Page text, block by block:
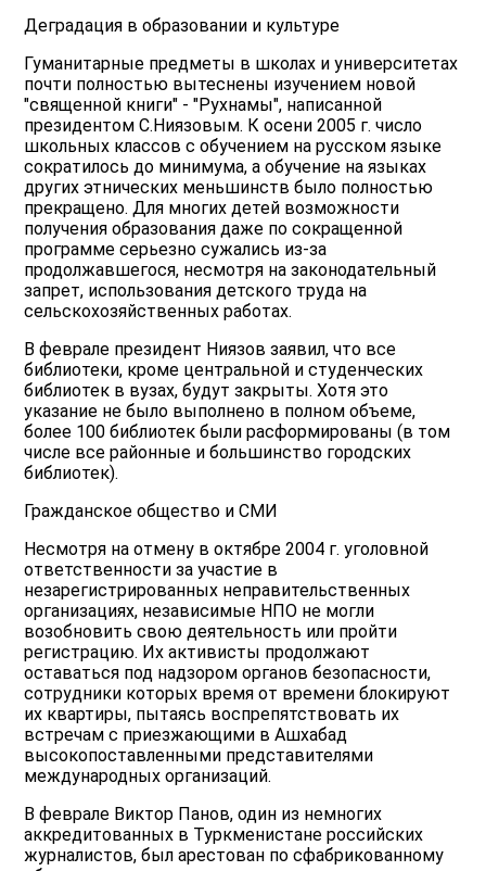
Деградация в образовании и культуре
Гуманитарные предметы в школах и университетах
почти полностью вытеснены изучением новой
"священной книги" - "Рухнамы", написанной
президентом С.Ниязовым. К осени 2005 г. число
школьных классов с обучением на русском языке
сократилось до минимума, а обучение на языках
других этнических меньшинств было полностью
прекращено. Для многих детей возможности
получения образования даже по сокращенной
программе серьезно сужались из-за
продолжавшегося, несмотря на законодательный
запрет, использования детского труда на
сельскохозяйственных работах.
В феврале президент Ниязов заявил, что все
библиотеки, кроме центральной и студенческих
библиотек в вузах, будут закрыты. Хотя это
указание не было выполнено в полном объеме,
более 100 библиотек были расформированы (в том
числе все районные и большинство городских
библиотек).
Гражданское общество и СМИ
Несмотря на отмену в октябре 2004 г. уголовной
ответственности за участие в
незарегистрированных неправительственных
организациях, независимые НПО не могли
возобновить свою деятельность или пройти
регистрацию. Их активисты продолжают
оставаться под надзором органов безопасности,
сотрудники которых время от времени блокируют
их квартиры, пытаясь воспрепятствовать их
встречам с приезжающими в Ашхабад
высокопоставленными представителями
международных организаций.
В феврале Виктор Панов, один из немногих
аккредитованных в Туркменистане российских
журналистов, был арестован по сфабрикованному